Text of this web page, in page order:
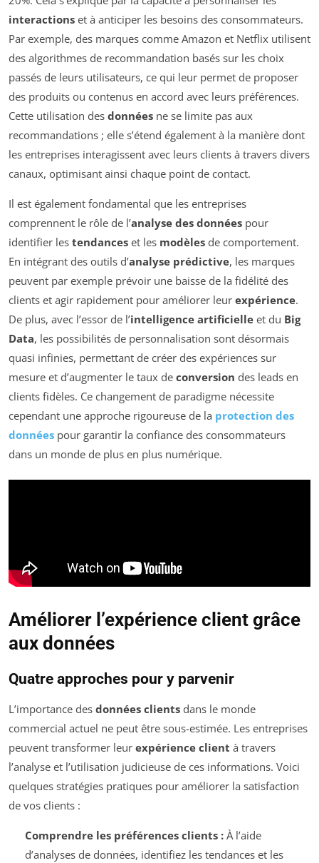
interactions et à anticiper les besoins des consommateurs.
Par exemple, des marques comme Amazon et Netflix utilisent
des algorithmes de recommandation basés sur les choix
passés de leurs utilisateurs, ce qui leur permet de proposer
des produits ou contenus en accord avec leurs préférences.
Cette utilisation des données ne se limite pas aux
recommandations ; elle s’étend également à la manière dont
les entreprises interagissent avec leurs clients à travers divers
canaux, optimisant ainsi chaque point de contact.
Il est également fondamental que les entreprises
comprennent le rôle de l’analyse des données pour
identifier les tendances et les modèles de comportement.
En intégrant des outils d’analyse prédictive, les marques
peuvent par exemple prévoir une baisse de la fidélité des
clients et agir rapidement pour améliorer leur expérience.
De plus, avec l’essor de l’intelligence artificielle et du Big
Data, les possibilités de personnalisation sont désormais
quasi infinies, permettant de créer des expériences sur
mesure et d’augmenter le taux de conversion des leads en
clients fidèles. Ce changement de paradigme nécessite
cependant une approche rigoureuse de la protection des
données pour garantir la confiance des consommateurs
dans un monde de plus en plus numérique.
Améliorer l’expérience client grâce
aux données
Quatre approches pour y parvenir
L’importance des données clients dans le monde
commercial actuel ne peut être sous-estimée. Les entreprises
peuvent transformer leur expérience client à travers
l’analyse et l’utilisation judicieuse de ces informations. Voici
quelques stratégies pratiques pour améliorer la satisfaction
de vos clients :
Comprendre les préférences clients :À l’aide
d’analyses de données, identifiez les tendances et les